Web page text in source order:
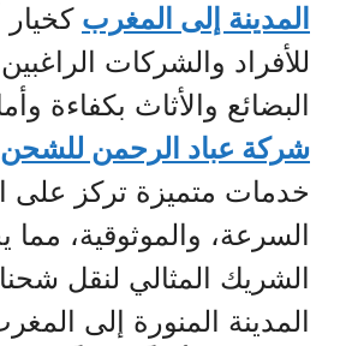
المدينة إلى المغرب
للأفراد والشركات
البضائع والأثاث بكفاءة
شركة عباد الرحمن للشحن
خدمات متميزة تركز على
السرعة، والموثوقية، مما
الشريك المثالي لنقل
المدينة المنورة إلى